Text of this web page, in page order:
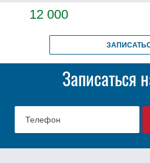
12 000
Записаться